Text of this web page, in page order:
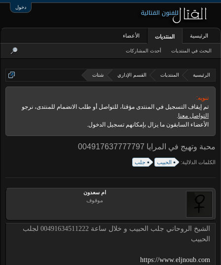
دخول
الرئيسية المنتديات القسم الإداري شتات
تنويه:
تم إيقاف التسجيل في المنتدى مؤقتا، للتواصل أو طلب الانضمام للمنتدى، نرجو
التواصل معنا.
الأعضاء السابقون ما يزال بإمكانهم تسجيل الدخول.
محبة وتهيج في المرايا 004917637777797
الكلمات الدلالية: الحبيب جلب
ام سعدون
موقوف
الشيخ الروحاني جلب الحبيب و خلال ساعة 00491634511222 لجلب
الحبيب
https://www.eljnoub.com
الرئيسية المنتديات
البحث في المنتديات أحدث المشاركات
الأعضاء